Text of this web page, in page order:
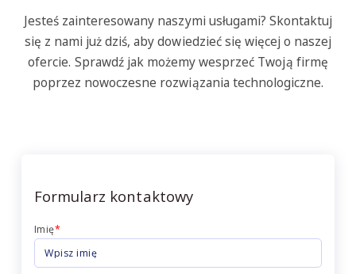
Jesteś zainteresowany naszymi usługami? Skontaktuj
się z nami już dziś, aby dowiedzieć się więcej o naszej
ofercie. Sprawdź jak możemy wesprzeć Twoją firmę
poprzez nowoczesne rozwiązania technologiczne.
Formularz kontaktowy
Imię*